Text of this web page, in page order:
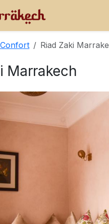
Riad Zaki
Marrakech